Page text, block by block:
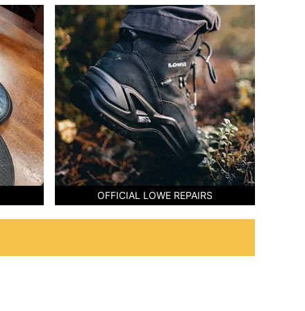
OFFICIAL LOWE REPAIRS